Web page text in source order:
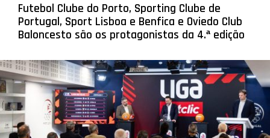
Futebol Clube do Porto, Sporting Clube de
Portugal, Sport Lisboa e Benfica e Oviedo Club
Baloncesto são os protagonistas da 4.ª edição